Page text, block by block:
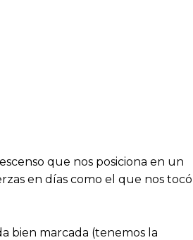
que nos posiciona en un
en días como el que nos tocó
bien marcada (tenemos la